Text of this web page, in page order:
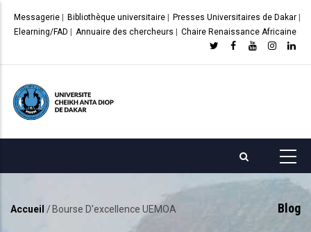
principal
Messagerie Bibliothèque universitaire Presses Universitaires de Dakar
Elearning/FAD
Annuaire des chercheurs Chaire Renaissance Africaine
Blog
Accueil / Bourse D'excellence UEMOA